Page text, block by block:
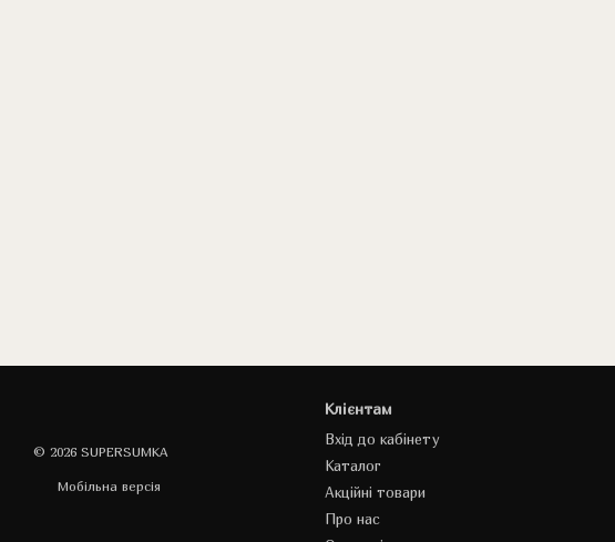
© 2026 SUPERSUMKA
Мобільна версія
Клієнтам
Вхід до кабінету
Каталог
Акційні товари
Про нас